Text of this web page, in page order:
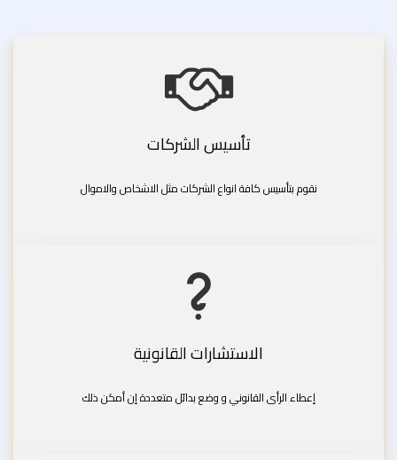
تأسيس الشركات
نقوم بتأسيس كافة انواع الشركات مثل الاشخاص والاموال
الاستشارات القانونية
إعطاء الرأى القانوني و وضع بدائل متعددة إن أمكن ذلك